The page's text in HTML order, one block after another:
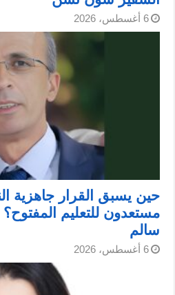
6 أغسطس، 2026
حين يسبق القرار جاهزية
مستعدون للتعليم المفتوح؟
سالم
6 أغسطس، 2026